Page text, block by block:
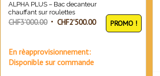
ALPHA PLUS – Bac decanteur
chauffant sur roulettes
CHF3'000.00 Le
était :
CHF2'500.00Le
prix
PROMO !
En rèapprovisionnement:
Disponible sur commande